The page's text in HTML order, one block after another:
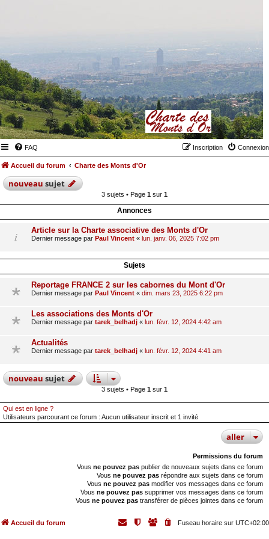
FAQ Connexion
Inscription
Accueil du forum Charte des Monts d'Or
nouveausujet
3 sujets • Page 1 sur 1
Annonces
Article sur la Charte associative des Monts d'Or
Dernier message par Paul Vincent « lun. janv. 06, 2025 7:02 pm
Sujets
Reportage FRANCE 2 sur les cabornes du Mont d'Or
Dernier message par Paul Vincent « dim. mars 23, 2025 6:22 pm
Les associations des Monts d'Or
Dernier message par tarek_belhadj « lun. févr. 12, 2024 4:42 am
Actualités
Dernier message par tarek_belhadj « lun. févr. 12, 2024 4:41 am
nouveausujet
3 sujets • Page 1 sur 1
Qui est en ligne ?
Utilisateurs parcourant ce forum : Aucun utilisateur inscrit et 1 invité
aller
Permissions du forum
Vous ne pouvez pas publier de nouveaux sujets dans ce forum
Vous ne pouvez pas répondre aux sujets dans ce forum
Vous ne pouvez pas modifier vos messages dans ce forum
Vous ne pouvez pas supprimer vos messages dans ce forum
Vous ne pouvez pas transférer de pièces jointes dans ce forum
Accueil du forum Fuseau horaire sur UTC+02:00